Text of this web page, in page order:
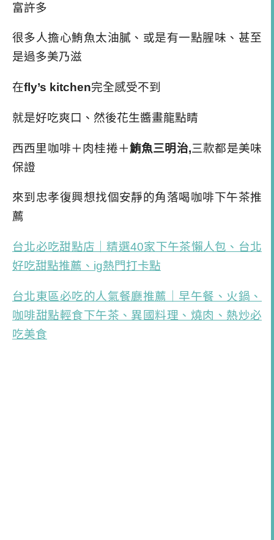
富許多
很多人擔心鮪魚太油膩、或是有一點腥味、甚至
是過多美乃滋
在fly’s kitchen完全感受不到
就是好吃爽口、然後花生醬畫龍點睛
西西里咖啡＋肉桂捲＋鮪魚三明治,三款都是美味
保證
來到忠孝復興想找個安靜的角落喝咖啡下午茶推
薦
台北必吃甜點店｜精選40家下午茶懶人包、台北
好吃甜點推薦、ig熱門打卡點
台北東區必吃的人氣餐廳推薦｜早午餐、火鍋、
咖啡甜點輕食下午茶、異國料理、燒肉、熱炒必
吃美食